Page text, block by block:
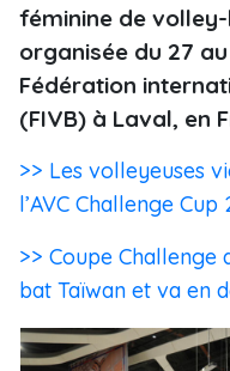
féminine de
organisée du 27
Fédération
(FIVB) à Laval, en
>> Les volleyeuses
l’AVC Challenge Cup
>> Coupe
bat Taïwan et va en